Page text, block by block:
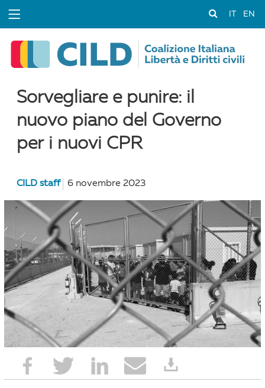
EN
Sorvegliare e punire: il
nuovo piano del Governo
per i nuovi CPR
CILD staff 6 novembre 2023